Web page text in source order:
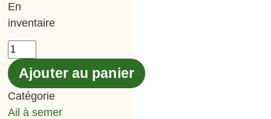
En
inventaire
Ajouter au panier
Catégorie
Ail à semer